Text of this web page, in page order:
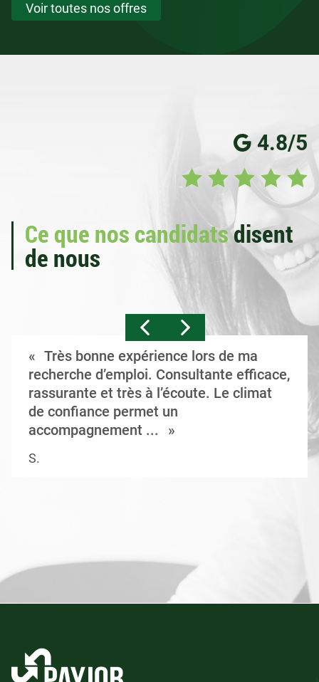
Voir toutes nos offres
4.8/5
Ce que nos candidatsdisent
de nous
Très bonne expérience lors de ma
recherche d’emploi. Consultante efficace,
rassurante et très à l’écoute. Le climat
de confiance permet un
accompagnement ...
S.